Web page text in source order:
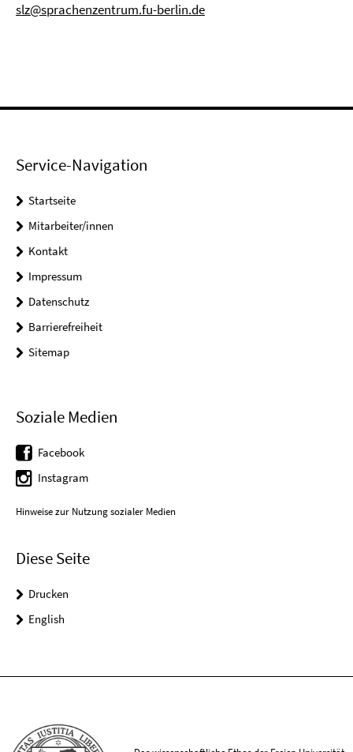
slz@sprachenzentrum.fu-berlin.de
Service-Navigation
Startseite
Mitarbeiter/innen
Kontakt
Impressum
Datenschutz
Barrierefreiheit
Sitemap
Soziale Medien
Facebook
Instagram
Hinweise zur Nutzung sozialer Medien
Diese Seite
Drucken
English